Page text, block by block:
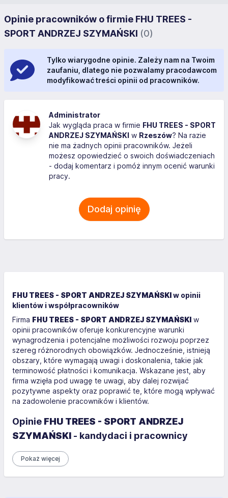
Opinie pracowników o firmie FHU TREES -
SPORT ANDRZEJ SZYMAŃSKI (0)
Tylko wiarygodne opinie. Zależy nam na Twoim
zaufaniu, dlatego nie pozwalamy pracodawcom
modyfikować treści opinii od pracowników.
Administrator
Jak wygląda praca w firmie FHU TREES - SPORT
ANDRZEJ SZYMAŃSKI w Rzeszów? Na razie
nie ma żadnych opinii pracowników. Jeżeli
możesz opowiedzieć o swoich doświadczeniach
- dodaj komentarz i pomóż innym ocenić warunki
pracy.
Dodaj opinię
FHU TREES - SPORT ANDRZEJ SZYMAŃSKIw opinii
klientów i współpracowników
Firma FHU TREES - SPORT ANDRZEJ SZYMAŃSKI w
opinii pracowników oferuje konkurencyjne warunki
wynagrodzenia i potencjalne możliwości rozwoju poprzez
szereg różnorodnych obowiązków. Jednocześnie, istnieją
obszary, które wymagają uwagi i doskonalenia, takie jak
terminowość płatności i komunikacja. Wskazane jest, aby
firma wzięła pod uwagę te uwagi, aby dalej rozwijać
pozytywne aspekty oraz poprawić te, które mogą wpływać
na zadowolenie pracowników i klientów.
Opinie FHU TREES - SPORT ANDRZEJ
SZYMAŃSKI - kandydaci i pracownicy
Pokaż więcej